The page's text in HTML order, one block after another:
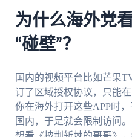
为什么海外党
“碰壁”？
国内的视频平台比如芒果
订了区域授权协议，只能
你在海外打开这些APP时
国内，于是就会限制访问